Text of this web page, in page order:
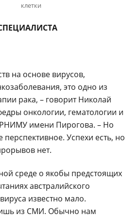
клетки
на основе вирусов,
это одно из
рака, – говорит Николай
онкологии, гематологии и
имени Пирогова. – Но
Успехи есть, но
нет.
среде о якобы предстоящих
австралийского
известно мало.
из СМИ. Обычно нам